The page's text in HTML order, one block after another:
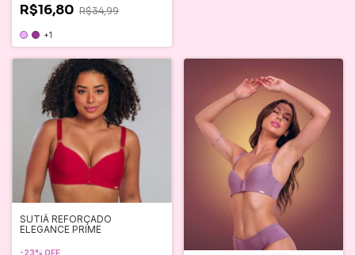
R$16,80 R$34,99
+1
SUTIÃ REFORÇADO
ELEGANCE PRIME
-23% OFF